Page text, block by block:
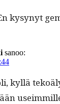
kysynyt
sanoo:
kyl­lä